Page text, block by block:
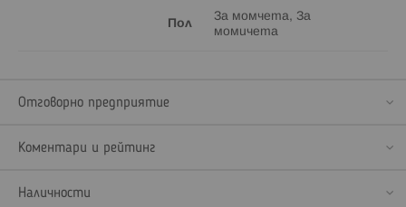
Пол
За момчета, За
момичета
Отговорно предприятие
Коментари и рейтинг
Наличности